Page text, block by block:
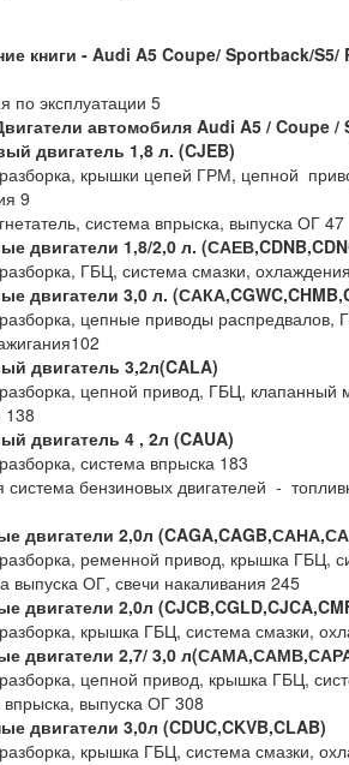
книги - Audi A5 Coupe/ Sportback/S5/
по эксплуатации 5
автомобиля Audi A5 / Coupe /
двигатель 1,8 л. (CJEB)
крышки цепей ГРМ, цепной
9
система впрыска, выпуска ОГ 47
двигатели 1,8/2,0 л.
ГБЦ, система смазки,
двигатели 3,0 л.
цепные приводы
двигатель 3,2л(CALA)
цепной привод, ГБЦ,
138
двигатель 4 , 2л (CAUA)
система впрыска 183
система бензиновых двигателей -
двигатели 2,0л
ременной привод, крышка ГБЦ,
выпуска ОГ, свечи накаливания 245
двигатели 2,0л
крышка ГБЦ, система смазки,
двигатели 2,7/ 3,0
цепной привод, крышка ГБЦ,
выпуска ОГ 308
двигатели 3,0л (CDUC,CKVB,CLAB)
крышка ГБЦ, система смазки,